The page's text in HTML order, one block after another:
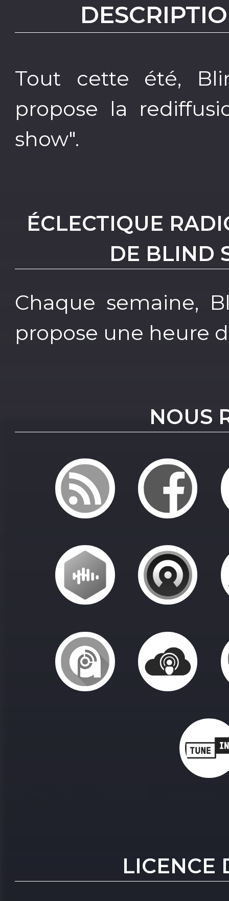
Tout cette été,
propose la
show".
ÉCLECTIQUE
DE BLIND
Chaque semaine,
propose une heure
NOUS
LICENCE